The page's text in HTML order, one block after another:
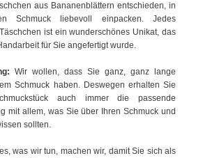
aus Bananenblättern entschieden, in
Schmuck liebevoll einpacken. Jedes
ist ein wunderschönes Unikat, das
für Sie angefertigt wurde.
Wir wollen, dass Sie ganz, ganz lange
Schmuck haben. Deswegen erhalten Sie
auch immer die passende
mit allem, was Sie über Ihren Schmuck und
sollten.
was wir tun, machen wir, damit Sie sich als